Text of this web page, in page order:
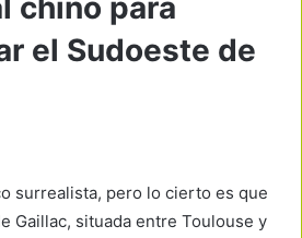
chino para
el Sudoeste de
surrealista, pero lo cierto es que
Gaillac, situada entre Toulouse y